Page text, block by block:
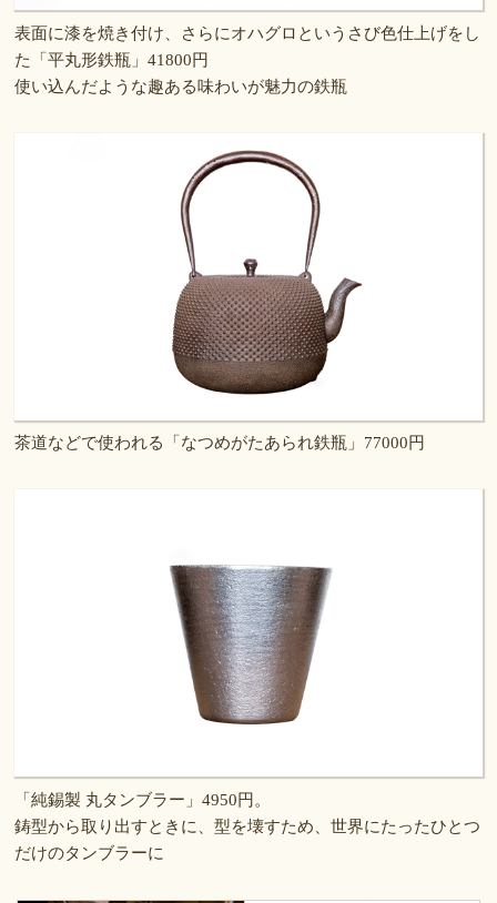
表面に漆を焼き付け、さらにオハグロというさび色仕上げをし
た「平丸形鉄瓶」41800円
使い込んだような趣ある味わいが魅力の鉄瓶
茶道などで使われる「なつめがたあられ鉄瓶」77000円
「純錫製 丸タンブラー」4950円。
鋳型から取り出すときに、型を壊すため、世界にたったひとつ
だけのタンブラーに